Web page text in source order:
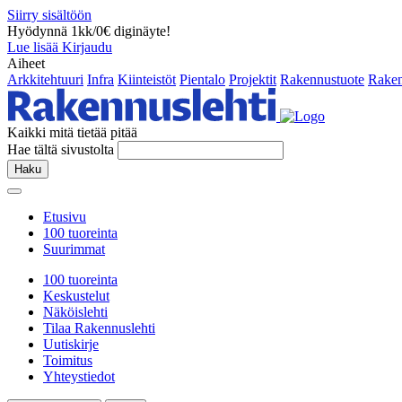
Siirry sisältöön
Hyödynnä 1kk/0€ diginäyte!
Lue lisää Kirjaudu
Aiheet
Arkkitehtuuri Infra Kiinteistöt Pientalo Projektit Rakennustuote
Kaikki mitä tietää pitää
Hae tältä sivustolta
Haku
Etusivu
100 tuoreinta
Suurimmat
100 tuoreinta
Keskustelut
Näköislehti
Tilaa Rakennuslehti
Uutiskirje
Toimitus
Yhteystiedot